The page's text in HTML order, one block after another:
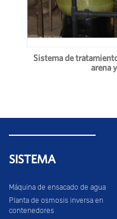
Sistema de
arena
SISTEMA
Máquina de ensacado de agua
Planta de osmosis inversa en
contenedores